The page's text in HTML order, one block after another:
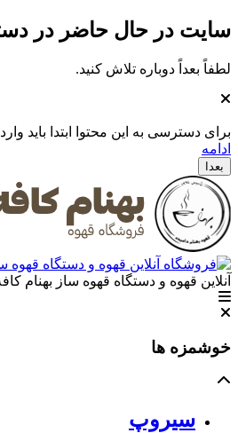
سایت در حال حاضر در
لطفاً بعداً دوباره تلاش کنید.
برای دسترسی به این محتوا ابتدا باید
ادامه
بعدا
آنلاین قهوه و دستگاه قهوه ساز بهنام
خوشمزه ها
سیروپ